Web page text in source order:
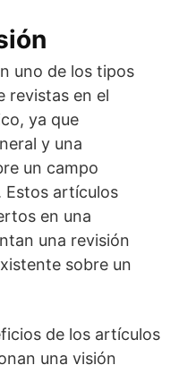
uno de los tipos
revistas en el
ya que
y una
un campo
Estos artículos
en una
una revisión
sobre un
de los artículos
una visión